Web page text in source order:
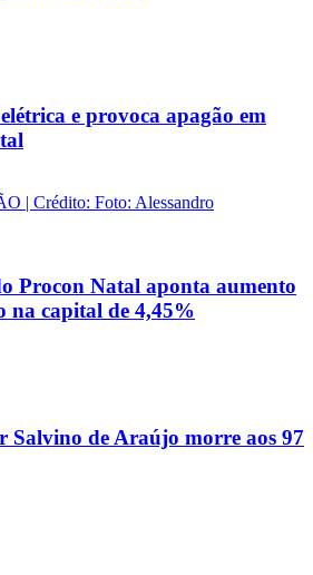
e provoca apagão em
Procon Natal aponta aumento
na capital de 4,45%
Salvino de Araújo morre aos 97